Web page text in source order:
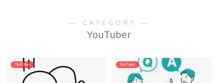
― CATEGORY ―
YouTuber
YouTuber YouTuber